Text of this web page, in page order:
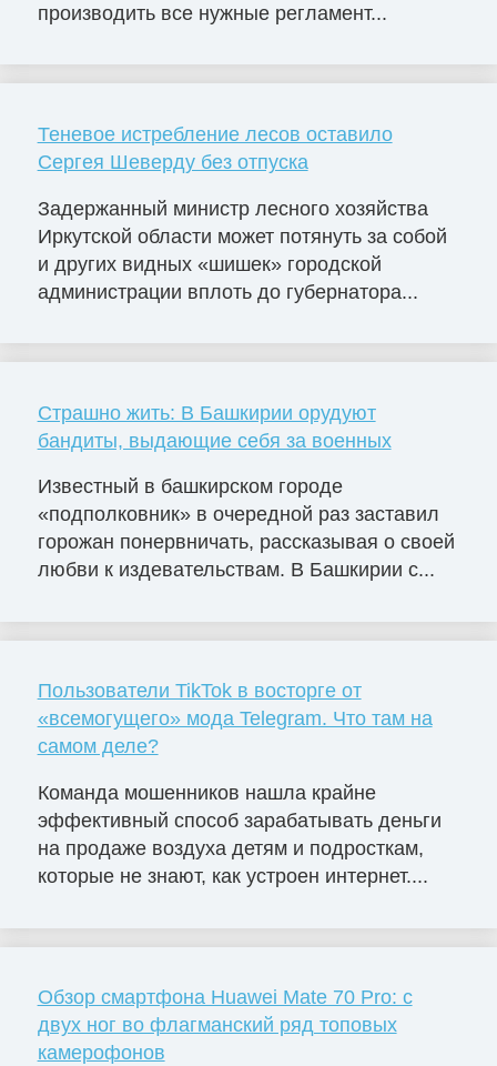
производить все нужные регламент...
Теневое истребление лесов оставило
Сергея Шеверду без отпуска
Задержанный министр лесного хозяйства
Иркутской области может потянуть за собой
и других видных «шишек» городской
администрации вплоть до губернатора...
Страшно жить: В Башкирии орудуют
бандиты, выдающие себя за военных
Известный в башкирском городе
«подполковник» в очередной раз заставил
горожан понервничать, рассказывая о своей
любви к издевательствам. В Башкирии с...
Пользователи TikTok в восторге от
«всемогущего» мода Telegram. Что там на
самом деле?
Команда мошенников нашла крайне
эффективный способ зарабатывать деньги
на продаже воздуха детям и подросткам,
которые не знают, как устроен интернет....
Обзор смартфона Huawei Mate 70 Pro: с
двух ног во флагманский ряд топовых
камерофонов